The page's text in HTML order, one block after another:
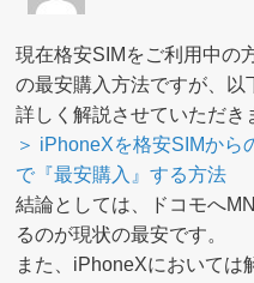
現在格安SIMをご利用中の
の最安購入方法ですが、以
詳しく解説させていただき
＞ iPhoneXを格安SIMから
で『最安購入』する方法
結論としては、ドコモへ
るのが現状の最安です。
また、iPhoneXにおいては